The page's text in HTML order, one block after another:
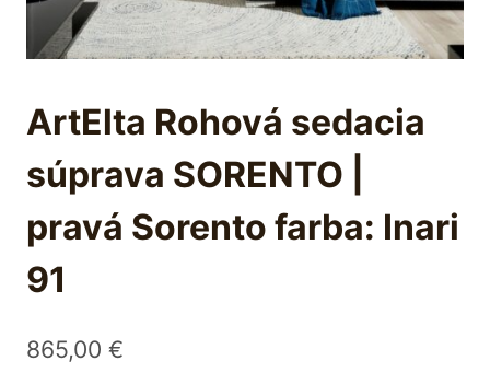
ArtElta Rohová sedacia
súprava SORENTO |
pravá Sorento farba: Inari
91
865,00 €